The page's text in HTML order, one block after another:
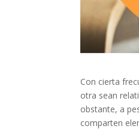
Con cierta
otra sean
obstante, a
comparten